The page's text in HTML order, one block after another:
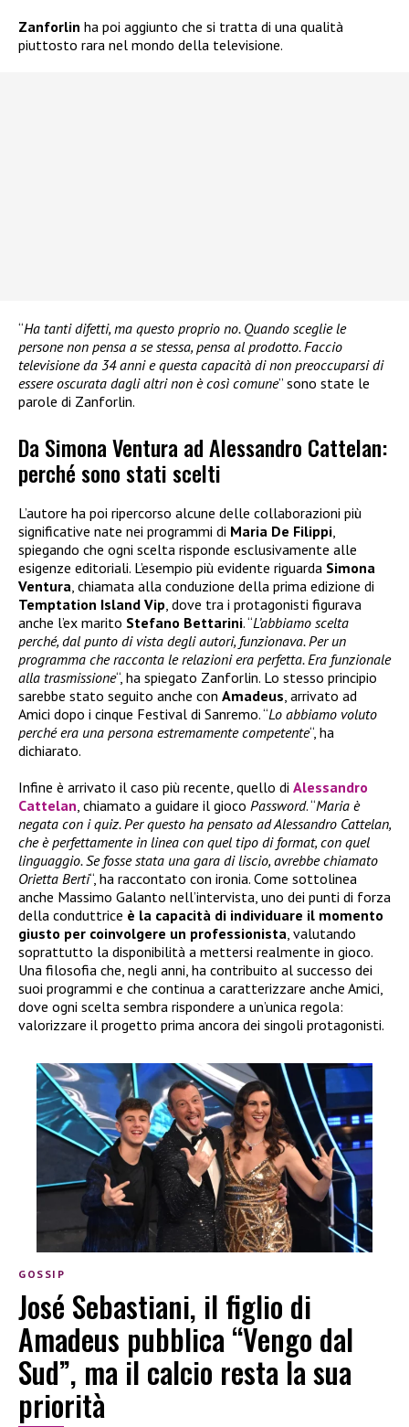
Zanforlin ha poi aggiunto che si tratta di una qualità
piuttosto rara nel mondo della televisione.
“Ha tanti difetti, ma questo proprio no. Quando sceglie le
persone non pensa a se stessa, pensa al prodotto. Faccio
televisione da 34 anni e questa capacità di non preoccuparsi di
essere oscurata dagli altri non è così comune” sono state le
parole di Zanforlin.
Da Simona Ventura ad Alessandro Cattelan:
perché sono stati scelti
L’autore ha poi ripercorso alcune delle collaborazioni più
significative nate nei programmi di Maria De Filippi,
spiegando che ogni scelta risponde esclusivamente alle
esigenze editoriali. L’esempio più evidente riguarda Simona
Ventura, chiamata alla conduzione della prima edizione di
Temptation Island Vip, dove tra i protagonisti figurava
anche l’ex marito Stefano Bettarini. “L’abbiamo scelta
perché, dal punto di vista degli autori, funzionava. Per un
programma che racconta le relazioni era perfetta. Era funzionale
alla trasmissione“, ha spiegato Zanforlin. Lo stesso principio
sarebbe stato seguito anche con Amadeus, arrivato ad
Amici dopo i cinque Festival di Sanremo. “Lo abbiamo voluto
perché era una persona estremamente competente“, ha
dichiarato.
Infine è arrivato il caso più recente, quello di Alessandro
Cattelan, chiamato a guidare il gioco Password. “Maria è
negata con i quiz. Per questo ha pensato ad Alessandro Cattelan,
che è perfettamente in linea con quel tipo di format, con quel
linguaggio. Se fosse stata una gara di liscio, avrebbe chiamato
Orietta Berti“, ha raccontato con ironia. Come sottolinea
anche Massimo Galanto nell’intervista, uno dei punti di forza
della conduttrice è la capacità di individuare il momento
giusto per coinvolgere un professionista, valutando
soprattutto la disponibilità a mettersi realmente in gioco.
Una filosofia che, negli anni, ha contribuito al successo dei
suoi programmi e che continua a caratterizzare anche Amici,
dove ogni scelta sembra rispondere a un’unica regola:
valorizzare il progetto prima ancora dei singoli protagonisti.
GOSSIP
José Sebastiani, il figlio di
Amadeus pubblica “Vengo dal
Sud”, ma il calcio resta la sua
priorità